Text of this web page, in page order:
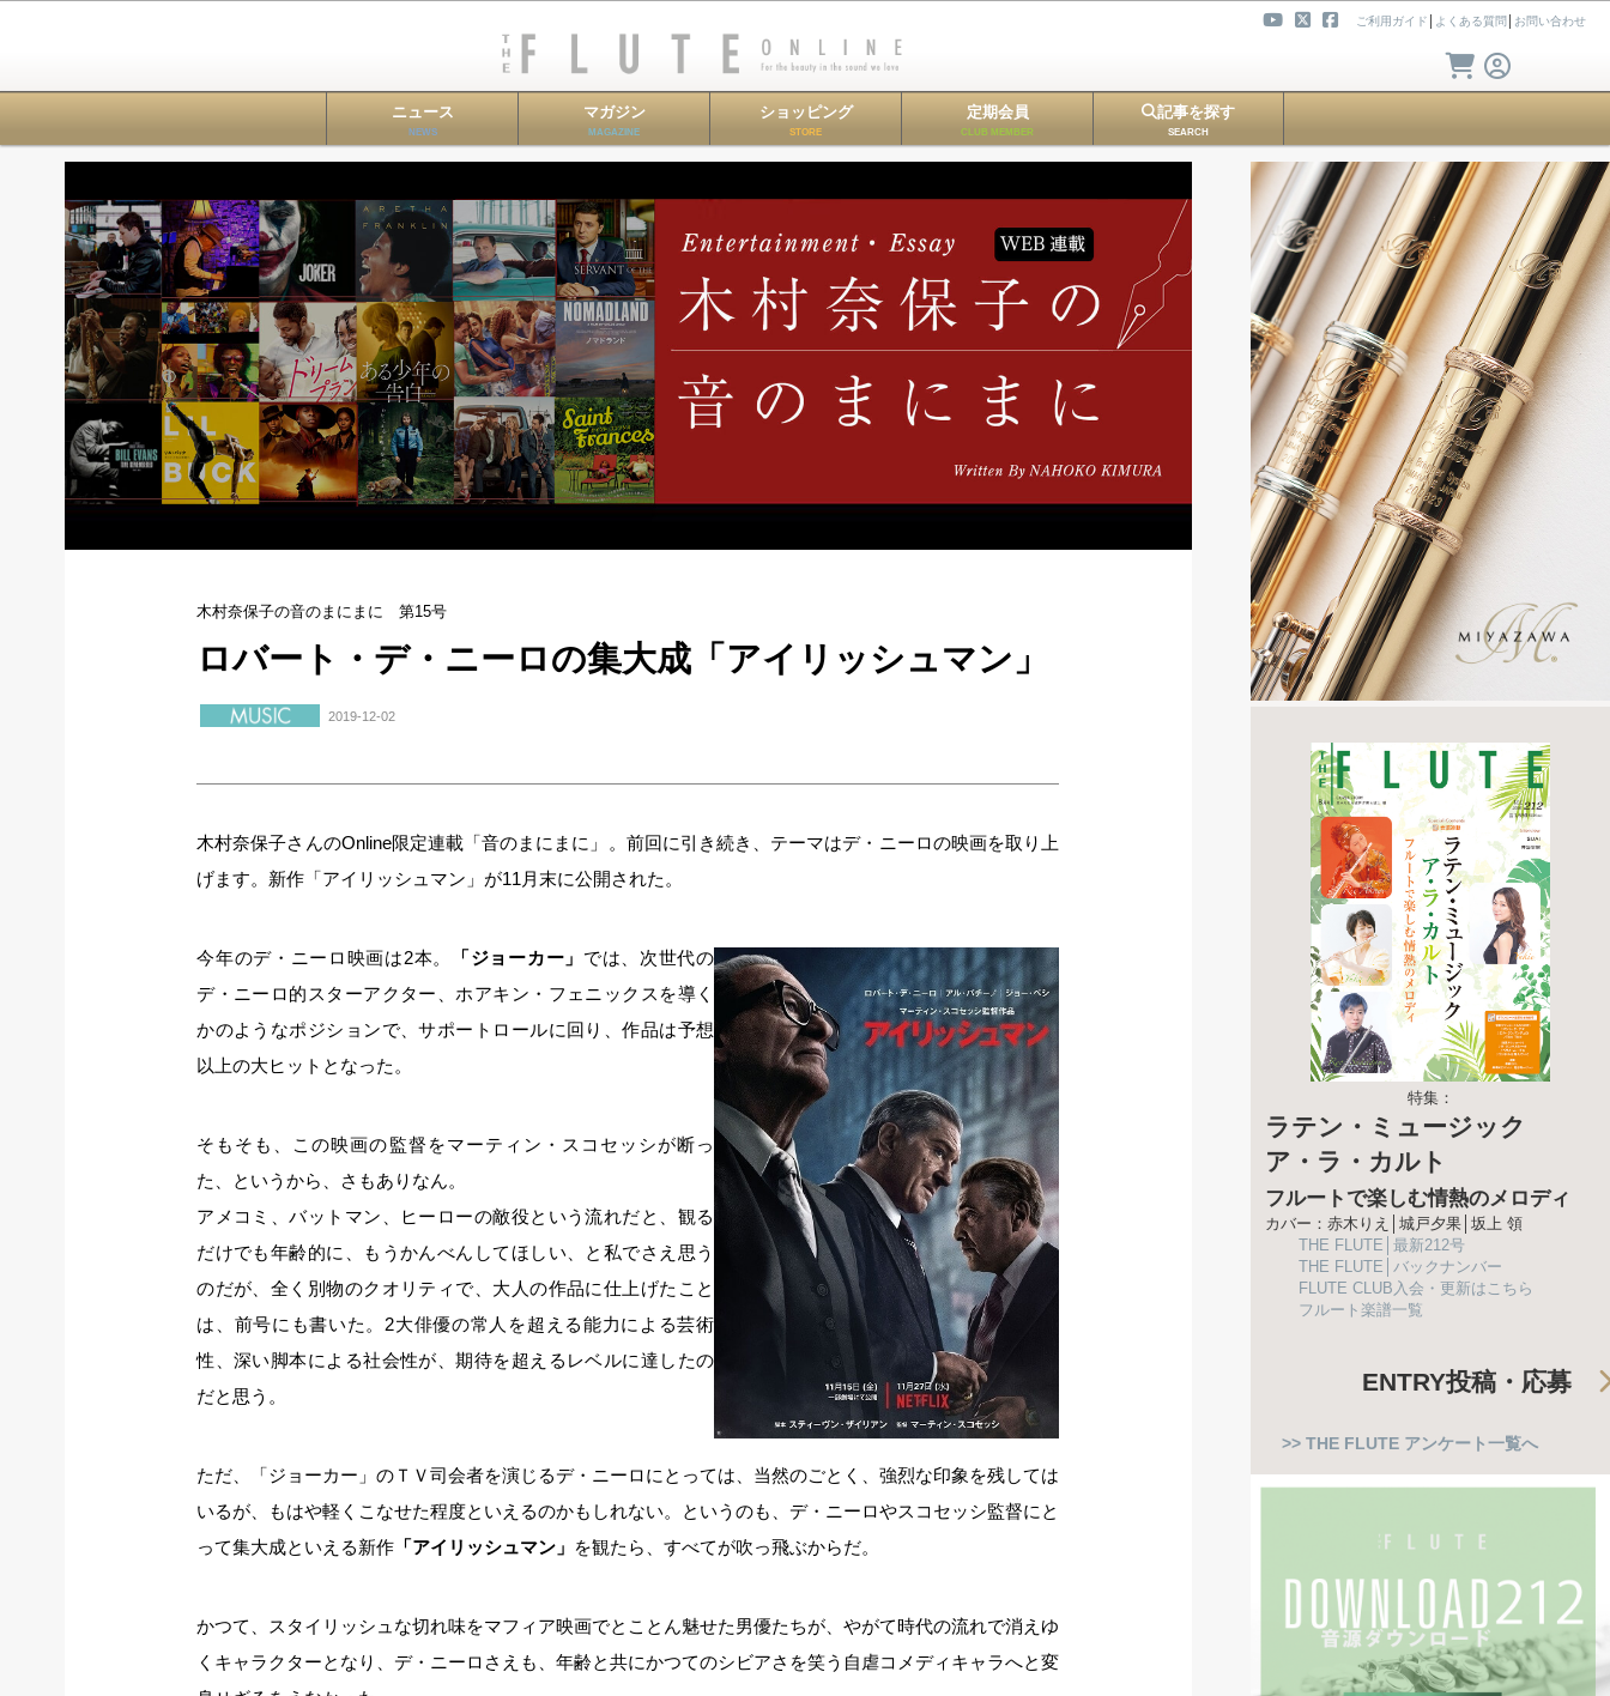
ご利用ガイド よくある質問 お問い合わせ
ニュース
NEWS
マガジン
MAGAZINE
ショッピング
STORE
定期会員
CLUB MEMBER
記事を探す
SEARCH
木村奈保子の音のまにまに 第15号
ロバート・デ・ニーロの集大成「アイリッシュマン」
2019-12-02
木村奈保子さんのOnline限定連載「音のまにまに」。前回に引き続き、テーマはデ・ニーロの映画を取り上
げます。新作「アイリッシュマン」が11月末に公開された。
今年のデ・ニーロ映画は2本。 「ジョーカー」 では、次世代の
デ・ニーロ的スターアクター、ホアキン・フェニックスを導く
かのようなポジションで、サポートロールに回り、作品は予想
以上の大ヒットとなった。
そもそも、この映画の監督をマーティン・スコセッシが断っ
た、というから、さもありなん。
アメコミ、バットマン、ヒーローの敵役という流れだと、観る
だけでも年齢的に、もうかんべんしてほしい、と私でさえ思う
のだが、全く別物のクオリティで、大人の作品に仕上げたこと
は、前号にも書いた。2大俳優の常人を超える能力による芸術
性、深い脚本による社会性が、期待を超えるレベルに達したの
だと思う。
ただ、「ジョーカー」のＴＶ司会者を演じるデ・ニーロにとっては、当然のごとく、強烈な印象を残しては
いるが、もはや軽くこなせた程度といえるのかもしれない。というのも、デ・ニーロやスコセッシ監督にと
って集大成といえる新作 「アイリッシュマン」 を観たら、すべてが吹っ飛ぶからだ。
かつて、スタイリッシュな切れ味をマフィア映画でとことん魅せた男優たちが、やがて時代の流れで消えゆ
くキャラクターとなり、デ・ニーロさえも、年齢と共にかつてのシビアさを笑う自虐コメディキャラへと変
特集：
ラテン・ミュージック
ア・ラ・カルト
フルートで楽しむ情熱のメロディ
カバー：赤木りえ│城戸夕果│坂上 領
THE FLUTE│最新212号
THE FLUTE│バックナンバー
FLUTE CLUB入会・更新はこちら
フルート楽譜一覧
ENTRY投稿・応募
>> THE FLUTE アンケート一覧へ